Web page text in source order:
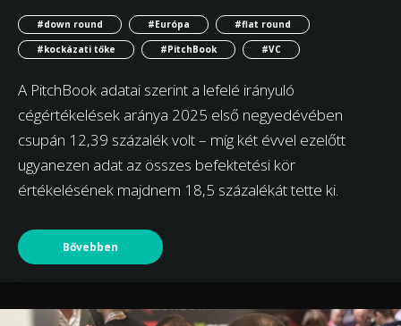
#down round #Európa
#flat round
#kockázati tőke
#PitchBook #VC
A PitchBook adatai szerint a lefelé irányuló
cégértékelések aránya 2025 első negyedévében
csupán 12,39 százalék volt – míg két évvel ezelőtt
ugyanezen adat az összes befektetési kör
értékelésének majdnem 18,5 százalékát tette ki.
Bővebben